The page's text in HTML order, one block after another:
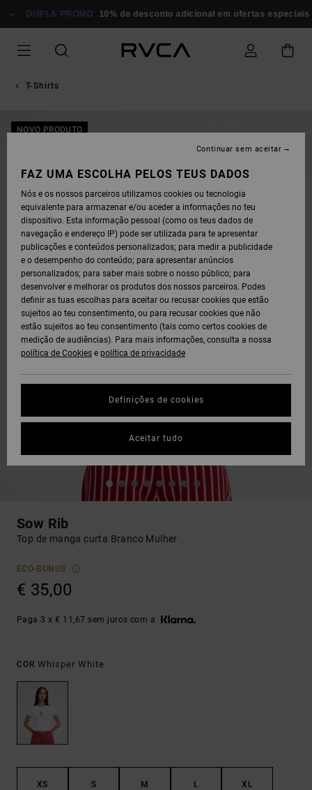
PARA DUPLA PROMO 10% de desconto adicional em ofertas especiais
T-Shirts
NOVO PRODUTO
Sow Rib
Top de manga curta Branco Mulher
ECO-BONUS
€ 35,00
Paga 3 x € 11,67 sem juros com a
COR Whisper White
XS S M L XL
FAZ UMA ESCOLHA PELOS TEUS DADOS
Nós e os nossos parceiros utilizamos cookies ou tecnologia
equivalente para armazenar e/ou aceder a informações no teu
dispositivo. Esta informação pessoal (como os teus dados de
navegação e endereço IP) pode ser utilizada para te apresentar
publicações e conteúdos personalizados; para medir a publicidade
e o desempenho do conteúdo; para apresentar anúncios
personalizados; para saber mais sobre o nosso público; para
desenvolver e melhorar os produtos dos nossos parceiros. Podes
definir as tuas escolhas para aceitar ou recusar cookies que estão
sujeitos ao teu consentimento, ou para recusar cookies que não
estão sujeitos ao teu consentimento (tais como certos cookies de
medição de audiências). Para mais informações, consulta a nossa
política de Cookies e política de privacidade
Definições de cookies
Continuar sem aceitar
Aceitar tudo